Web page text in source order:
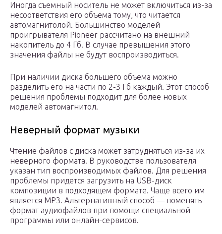
Иногда съемный носитель не может включиться из-за
несоответствия его объема тому, что читается
автомагнитолой. Большинство моделей
проигрывателя Pioneer рассчитано на внешний
накопитель до 4 Гб. В случае превышения этого
значения файлы не будут воспроизводиться.
При наличии диска большего объема можно
разделить его на части по 2-3 Гб каждый. Этот способ
решения проблемы подходит для более новых
моделей автомагнитол.
Неверный формат музыки
Чтение файлов с диска может затрудняться из-за их
неверного формата. В руководстве пользователя
указан тип воспроизводимых файлов. Для решения
проблемы придется загрузить на USB-диск
композиции в подходящем формате. Чаще всего им
является MP3. Альтернативный способ — поменять
формат аудиофайлов при помощи специальной
программы или онлайн-сервисов.